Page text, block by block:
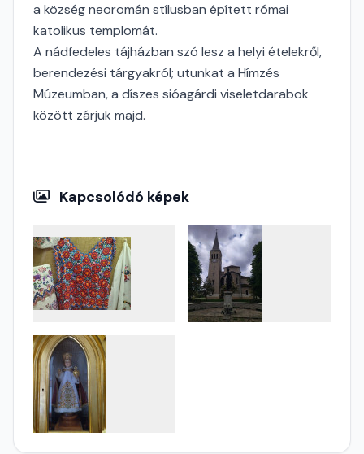
a község neoromán stílusban épített római
katolikus templomát.
A nádfedeles tájházban szó lesz a helyi ételekről,
berendezési tárgyakról; utunkat a Hímzés
Múzeumban, a díszes sióagárdi viseletdarabok
között zárjuk majd.
Kapcsolódó képek